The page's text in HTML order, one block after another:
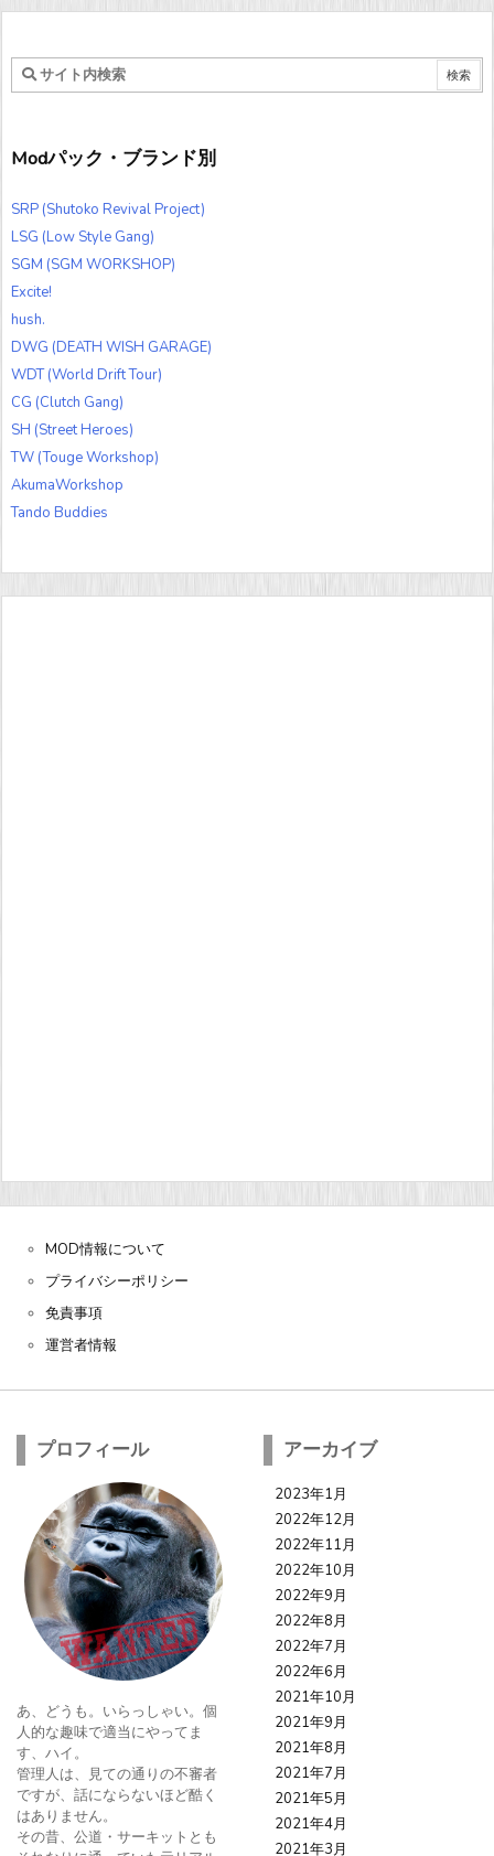
Modパック・ブランド別
SRP (Shutoko Revival Project)
LSG (Low Style Gang)
SGM (SGM WORKSHOP)
Excite!
hush.
DWG (DEATH WISH GARAGE)
WDT (World Drift Tour)
CG (Clutch Gang)
SH (Street Heroes)
TW (Touge Workshop)
AkumaWorkshop
Tando Buddies
MOD情報について
プライバシーポリシー
免責事項
運営者情報
プロフィール
あ、どうも。いらっしゃい。個
人的な趣味で適当にやってま
す、ハイ。
管理人は、見ての通りの不審者
ですが、話にならないほど酷く
はありません。
その昔、公道・サーキットとも
アーカイブ
2023年1月
2022年12月
2022年11月
2022年10月
2022年9月
2022年8月
2022年7月
2022年6月
2021年10月
2021年9月
2021年8月
2021年7月
2021年5月
2021年4月
2021年3月